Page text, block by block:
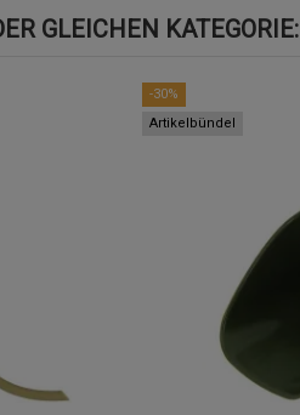
GLEICHEN KATEGORIE:
-30%
Artikelbündel